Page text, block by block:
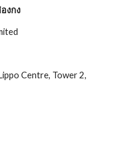
งกง
Centre, Tower 2,